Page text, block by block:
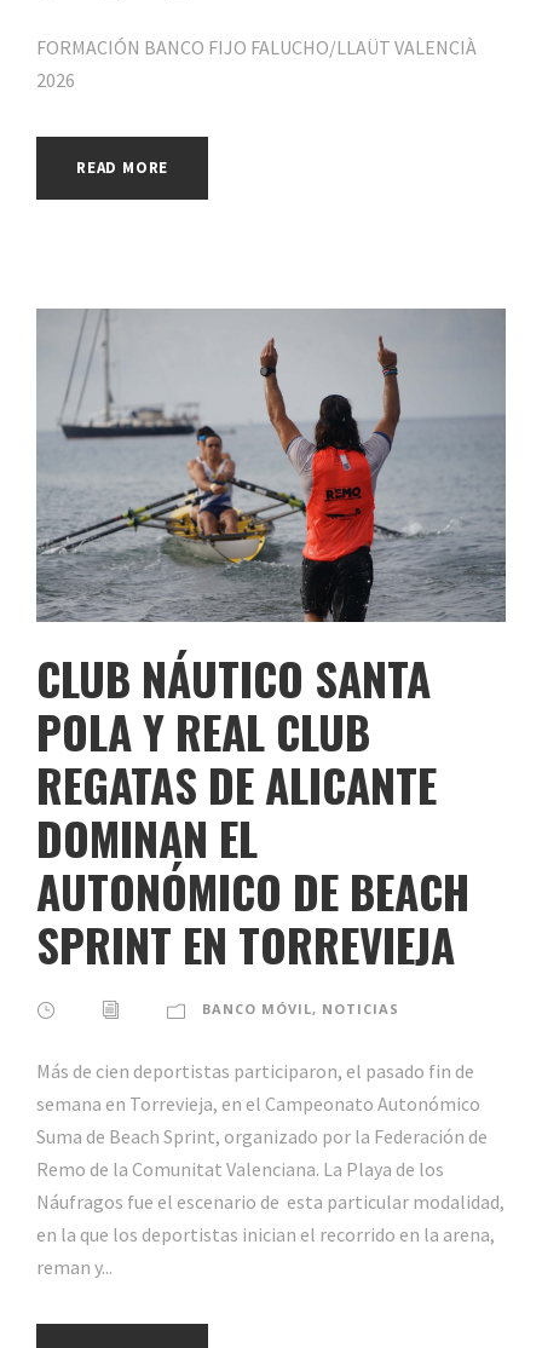
FORMACIÓN BANCO FIJO FALUCHO/LLAÜT VALENCIÀ
2026
READ MORE
CLUB NÁUTICO SANTA
POLA Y REAL CLUB
REGATAS DE ALICANTE
DOMINAN EL
AUTONÓMICO DE BEACH
SPRINT EN TORREVIEJA
BANCO MÓVIL, NOTICIAS
Más de cien deportistas participaron, el pasado fin de
semana en Torrevieja, en el Campeonato Autonómico
Suma de Beach Sprint, organizado por la Federación de
Remo de la Comunitat Valenciana. La Playa de los
Náufragos fue el escenario de esta particular modalidad,
en la que los deportistas inician el recorrido en la arena,
reman y...